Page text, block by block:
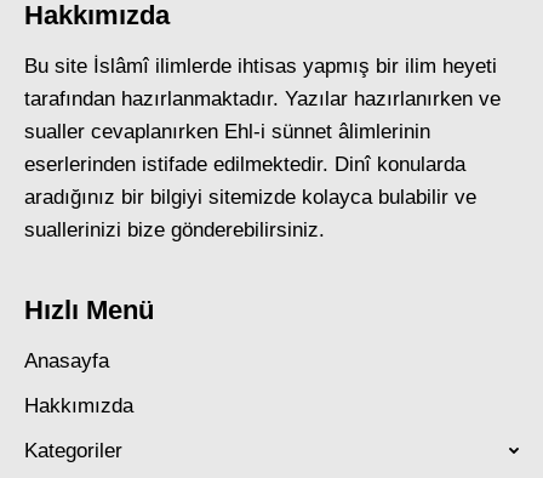
Hakkımızda
Bu site İslâmî ilimlerde ihtisas yapmış bir ilim heyeti
tarafından hazırlanmaktadır. Yazılar hazırlanırken ve
sualler cevaplanırken Ehl-i sünnet âlimlerinin
eserlerinden istifade edilmektedir. Dinî konularda
aradığınız bir bilgiyi sitemizde kolayca bulabilir ve
suallerinizi bize gönderebilirsiniz.
Hızlı Menü
Anasayfa
Hakkımızda
Kategoriler